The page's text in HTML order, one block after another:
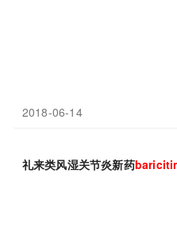
2018-06-14
礼来类风湿关节炎新药